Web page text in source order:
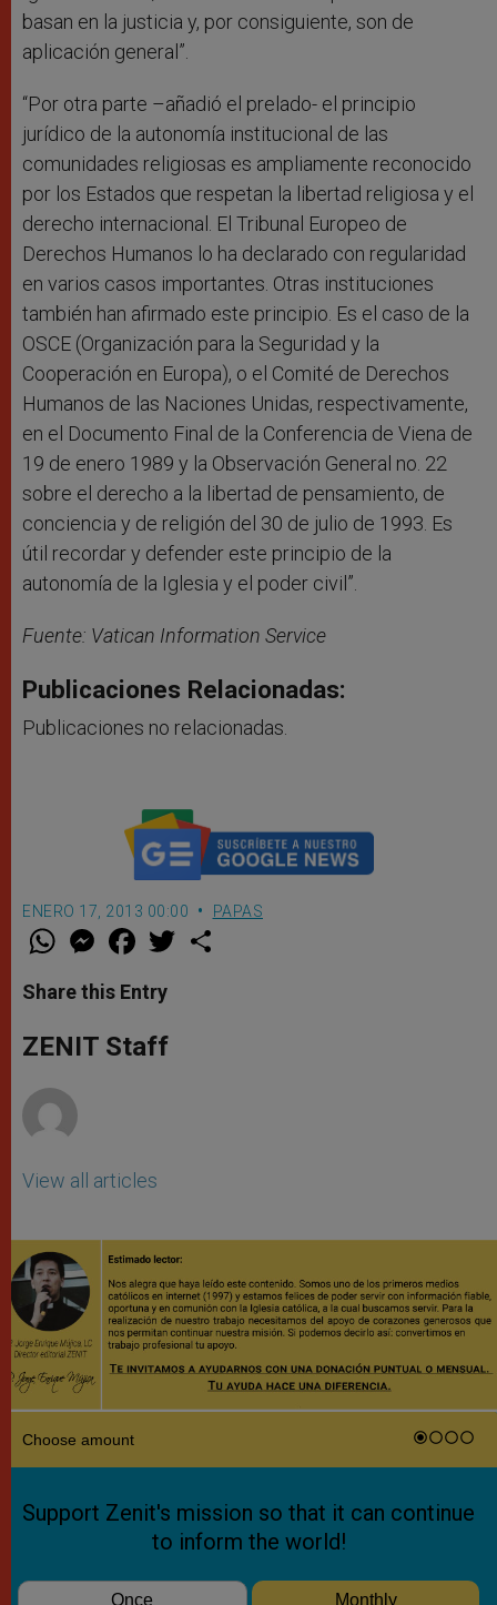
basan en la justicia y, por consiguiente, son de
aplicación general”.
“Por otra parte –añadió el prelado- el principio
jurídico de la autonomía institucional de las
comunidades religiosas es ampliamente reconocido
por los Estados que respetan la libertad religiosa y el
derecho internacional. El Tribunal Europeo de
Derechos Humanos lo ha declarado con regularidad
en varios casos importantes. Otras instituciones
también han afirmado este principio. Es el caso de la
OSCE (Organización para la Seguridad y la
Cooperación en Europa), o el Comité de Derechos
Humanos de las Naciones Unidas, respectivamente,
en el Documento Final de la Conferencia de Viena de
19 de enero 1989 y la Observación General no. 22
sobre el derecho a la libertad de pensamiento, de
conciencia y de religión del 30 de julio de 1993. Es
útil recordar y defender este principio de la
autonomía de la Iglesia y el poder civil”.
Fuente: Vatican Information Service
Publicaciones Relacionadas:
Publicaciones no relacionadas.
ENERO 17, 2013 00:00 PAPAS
W
t
s
p
p
M
e
s
e
g
e
F
a
e
b
o
k
w
Share this Entry
ZENIT Staff
View all articles